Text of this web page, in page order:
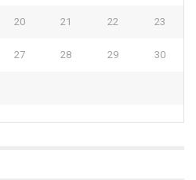
20 21 22 23
27 28 29 30